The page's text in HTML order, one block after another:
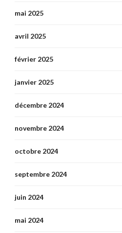
mai 2025
avril 2025
février 2025
janvier 2025
décembre 2024
novembre 2024
octobre 2024
septembre 2024
juin 2024
mai 2024